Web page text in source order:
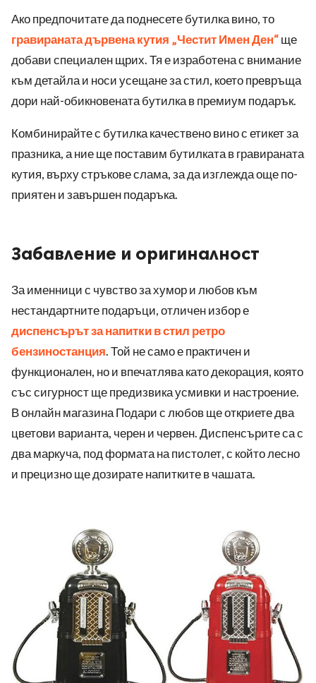
Ако предпочитате да поднесете бутилка вино, то
гравираната дървена кутия „Честит Имен Ден“ще
добави специален щрих. Тя е изработена с внимание
към детайла и носи усещане за стил, което превръща
дори най-обикновената бутилка в премиум подарък.
Комбинирайте с бутилка качествено вино с етикет за
празника, а ние ще поставим бутилката в гравираната
кутия, върху стръкове слама, за да изглежда още по-
приятен и завършен подаръка.
Забавление и оригиналност
За именници с чувство за хумор и любов към
нестандартните подаръци, отличен избор е
диспенсърът за напитки в стил ретро
бензиностанция. Той не само е практичен и
функционален, но и впечатлява като декорация, която
със сигурност ще предизвика усмивки и настроение.
В онлайн магазина Подари с любов ще откриете два
цветови варианта, черен и червен. Диспенсърите са с
два маркуча, под формата на пистолет, с който лесно
и прецизно ще дозирате напитките в чашата.